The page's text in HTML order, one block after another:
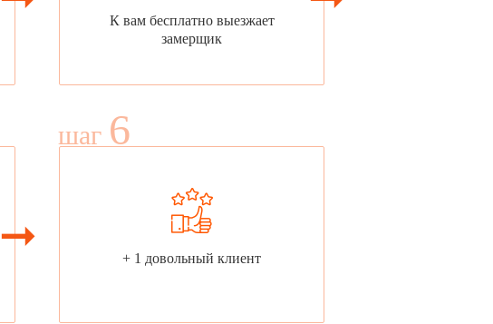
К вам бесплатно выезжает
замерщик
шаг 6
+ 1 довольный клиент